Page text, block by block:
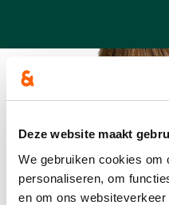
Deze website maakt
We gebruiken cookies om
personaliseren, om
en om ons